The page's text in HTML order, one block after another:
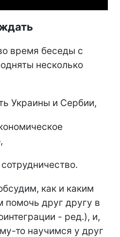
время беседы с
несколько
Украины и Сербии,
как и каким
друг другу в
- ред.), и,
то научимся у друг